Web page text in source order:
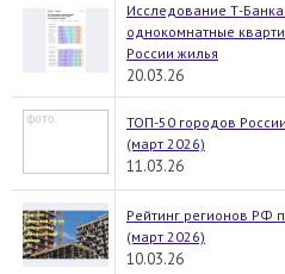
Исследование Т-
однокомнатные
России жилья
20.03.26
ТОП-50 городов
(март 2026)
11.03.26
Рейтинг регионов РФ
(март 2026)
10.03.26